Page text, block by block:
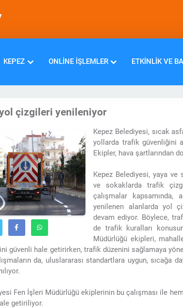
KEPEZ ONLINE İŞLEMLER ETKINLIK VE
yol çizgileri yenileniyor
Kepez Belediyesi, sıcak
yollarda trafik güvenliğini
Ekipler, hava şartlarından
Kepez Belediyesi, yaya ve
ve sokaklarda trafik
çalışmalar kapsamında,
yenilenen alanlarda yol
devam ediyor. Böylece,
de trafik kuralları
Müdürlüğü ekipleri,
güvenli hale getirirken, trafik düzenini sağlamaya
da, uluslararası standartlara uygun, sıcağa
Fen İşleri Müdürlüğü ekiplerinin bu çalışması ile
getiriliyor.